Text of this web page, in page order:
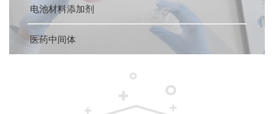
电池材料添加剂
医药中间体